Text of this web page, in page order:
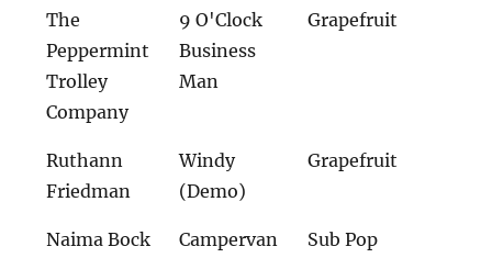
The
Peppermint
Trolley
Company
9 O'Clock
Business
Man
Grapefruit
Ruthann
Friedman
Windy
(Demo)
Grapefruit
Naima Bock Campervan Sub Pop